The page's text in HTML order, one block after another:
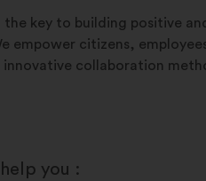
key to building positive
empower citizens,
collaboration
you :